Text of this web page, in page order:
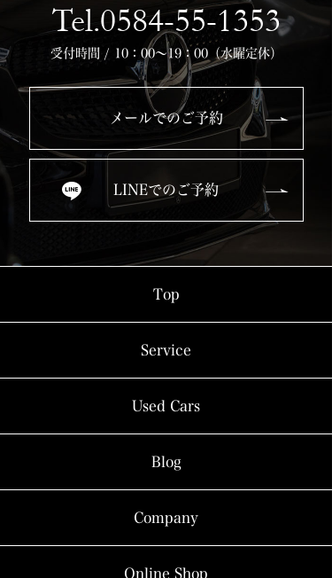
Tel.0584-55-1353
受付時間 / 10：00～19：00（水曜定休）
メールでのご予約
LINEでのご予約
Top
Service
Used Cars
Blog
Company
Online Shop